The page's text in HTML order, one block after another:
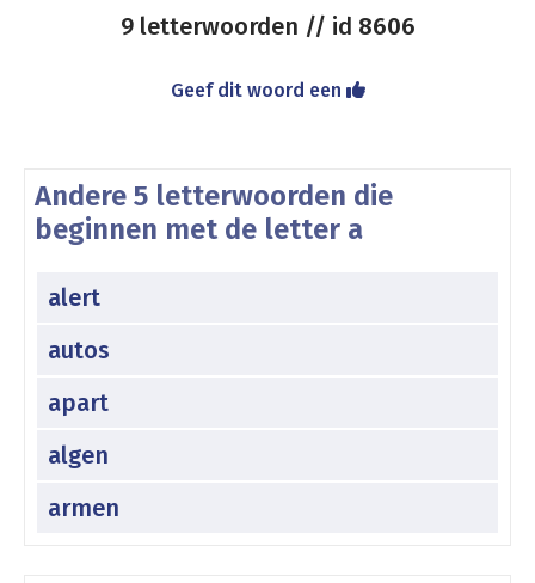
9 letterwoorden // id 8606
Geef dit woord een
Andere 5 letterwoorden die
beginnen met de letter a
alert
autos
apart
algen
armen